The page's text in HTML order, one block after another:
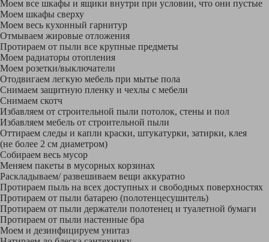
Моем все шкафы и ящики внутри при условии, что они пустые
Моем шкафы сверху
Моем весь кухонный гарнитур
Отмываем жировые отложения
Протираем от пыли все крупные предметы
Моем радиаторы отопления
Моем розетки/выключатели
Отодвигаем легкую мебель при мытье пола
Снимаем защитную пленку и чехлы с мебели
Снимаем скотч
Избавляем от строительной пыли потолок, стены и пол
Избавляем мебель от строительной пыли
Оттираем следы и капли краски, штукатурки, затирки, клея
(не более 2 см диаметром)
Собираем весь мусор
Меняем пакеты в мусорных корзинах
Раскладываем/ развешиваем вещи аккуратно
Протираем пыль на всех доступных и свободных поверхностях
Протираем от пыли батарею (полотенцесушитель)
Протираем от пыли держатели полотенец и туалетной бумаги
Протираем от пыли настенные бра
Моем и дезинфицируем унитаз